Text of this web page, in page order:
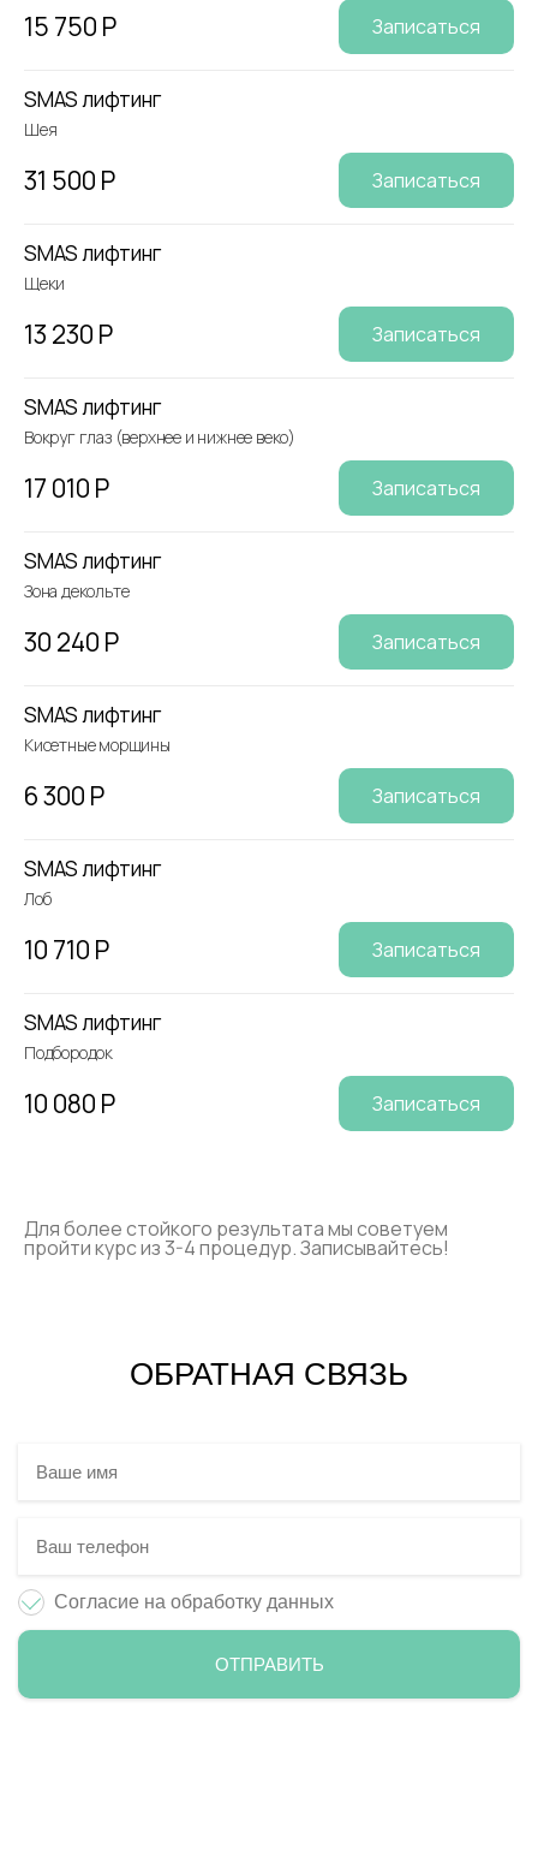
15 750 Р Записаться
SMAS лифтинг
Шея
31 500 Р Записаться
SMAS лифтинг
Щеки
13 230 Р Записаться
SMAS лифтинг
Вокруг глаз (верхнее и нижнее веко)
17 010 Р Записаться
SMAS лифтинг
Зона декольте
30 240 Р Записаться
SMAS лифтинг
Кисетные морщины
6 300 Р Записаться
SMAS лифтинг
Лоб
10 710 Р Записаться
SMAS лифтинг
Подбородок
10 080 Р Записаться
Для более стойкого результата мы советуем
пройти курс из 3-4 процедур. Записывайтесь!
ОБРАТНАЯ СВЯЗЬ
Согласие на обработку данных